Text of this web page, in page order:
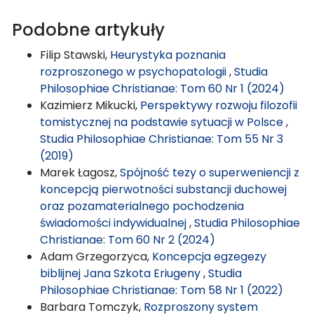
Podobne artykuły
Filip Stawski, Heurystyka poznania
rozproszonego w psychopatologii,Studia
Philosophiae Christianae: Tom 60 Nr 1 (2024)
Kazimierz Mikucki, Perspektywy rozwoju filozofii
tomistycznej na podstawie sytuacji w Polsce,
Studia Philosophiae Christianae: Tom 55 Nr 3
(2019)
Marek Łagosz,Spójność tezy o superweniencji z
koncepcją pierwotności substancji duchowej
oraz pozamaterialnego pochodzenia
świadomości indywidualnej,Studia Philosophiae
Christianae: Tom 60 Nr 2 (2024)
Adam Grzegorzyca, Koncepcja egzegezy
biblijnej Jana Szkota Eriugeny,Studia
Philosophiae Christianae: Tom 58 Nr 1 (2022)
Barbara Tomczyk, Rozproszony system